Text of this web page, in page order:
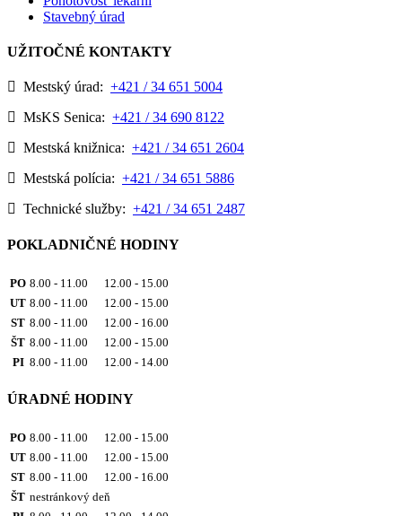
Stavebný úrad
UŽITOČNÉ KONTAKTY
Mestský úrad: +421 / 34 651 5004
MsKS Senica: +421 / 34 690 8122
Mestská knižnica: +421 / 34 651 2604
Mestská polícia: +421 / 34 651 5886
Technické služby: +421 / 34 651 2487
POKLADNIČNÉ HODINY
PO 8.00 - 11.00 12.00 - 15.00
UT 8.00 - 11.00 12.00 - 15.00
ST 8.00 - 11.00 12.00 - 16.00
ŠT 8.00 - 11.00 12.00 - 15.00
PI 8.00 - 11.00 12.00 - 14.00
ÚRADNÉ HODINY
PO 8.00 - 11.00 12.00 - 15.00
UT 8.00 - 11.00 12.00 - 15.00
ST 8.00 - 11.00 12.00 - 16.00
ŠT nestránkový deň